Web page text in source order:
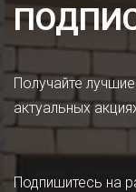
Получайте
актуальных
Подпишитесь на